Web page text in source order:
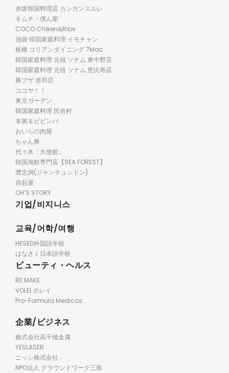
赤坂韓国料理店 カンガンスルレ
キムチ・僕ん家
COCO Chiken&Ribs
池袋 韓国家庭料理 イモチャン
板橋 コリアンダイニング 7Mac
韓国家庭料理 元祖 ソナム 東中野店
韓国家庭料理 元祖 ソナム 恵比寿店
豚ブザ 赤羽店
ココヤ！！
東京ガーデン
韓国家庭料理 民俗村
本粥＆ビビンパ
おいらの肉屋
ちゃん豚
代々木「大使館」
韓国海鮮専門店【SEA FOREST】
奬忠洞(ジャンチュンドン)
自起屋
OH’S STORY
기업/비지니스
교육/어학/여행
HESED外国語学校
はなさく日本語学校
ビューティ・ヘルス
RE:MAKE
VOLEI ボレイ
Pro-Formula Medicos
企業/ビジネス
株式会社高千穂金属
YESLASER
ニッシ株式会社
NPO法人 グラウンドワーク三島